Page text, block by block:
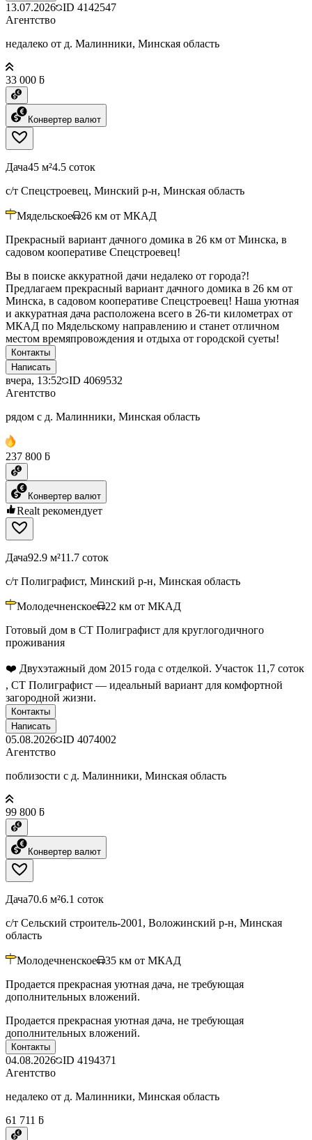
13.07.2026 ID 4142547
Агентство
недалеко от д. Малинники, Минская область
33 000 ƃ
Конвертер валют
Дача45 м²4.5 соток
с/т Спецстроевец, Минский р-н, Минская область
Мядельское 26 км от МКАД
Прекрасный вариант дачного домика в 26 км от Минска, в
садовом кооперативе Спецстроевец!
Вы в поиске аккуратной дачи недалеко от города?!
Предлагаем прекрасный вариант дачного домика в 26 км от
Минска, в садовом кооперативе Спецстроевец! Наша уютная
и аккуратная дача расположена всего в 26-ти километрах от
МКАД по Мядельскому направлению и станет отличном
местом времяпровождения и отдыха от городской суеты!
Контакты
Написать
вчера, 13:52 ID 4069532
Агентство
рядом с д. Малинники, Минская область
237 800 ƃ
Конвертер валют
Realt рекомендует
Дача92.9 м²11.7 соток
с/т Полиграфист, Минский р-н, Минская область
Молодечненское 22 км от МКАД
Готовый дом в СТ Полиграфист для круглогодичного
проживания
❤️ Двухэтажный дом 2015 года с отделкой. Участок 11,7 соток
, СТ Полиграфист — идеальный вариант для комфортной
загородной жизни.
Контакты
Написать
05.08.2026 ID 4074002
Агентство
поблизости с д. Малинники, Минская область
99 800 ƃ
Конвертер валют
Дача70.6 м²6.1 соток
с/т Сельский строитель-2001, Воложинский р-н, Минская
область
Молодечненское 35 км от МКАД
Продается прекрасная уютная дача, не требующая
дополнительных вложений.
Продается прекрасная уютная дача, не требующая
дополнительных вложений.
Контакты
04.08.2026 ID 4194371
Агентство
недалеко от д. Малинники, Минская область
61 711 ƃ